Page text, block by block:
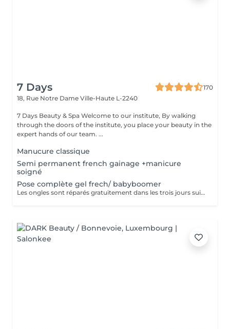
7 Days
170
18, Rue Notre Dame Ville-Haute L-2240
7 Days Beauty & Spa Welcome to our institute, By walking
through the doors of the institute, you place your beauty in the
expert hands of our team. ...
Manucure classique
Semi permanent french gainage +manicure
soigné
Pose complète gel frech/ babyboomer
Les ongles sont réparés gratuitement dans les trois jours suivant le service ! A partir du quatrième jour la prestation est payante.